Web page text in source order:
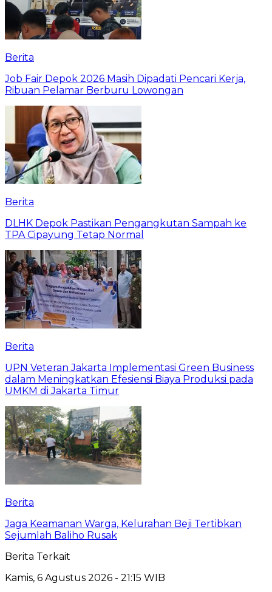
Berita
Job Fair Depok 2026 Masih Dipadati Pencari Kerja,
Ribuan Pelamar Berburu Lowongan
Berita
DLHK Depok Pastikan Pengangkutan Sampah ke
TPA Cipayung Tetap Normal
Berita
UPN Veteran Jakarta Implementasi Green Business
dalam Meningkatkan Efesiensi Biaya Produksi pada
UMKM di Jakarta Timur
Berita
Jaga Keamanan Warga, Kelurahan Beji Tertibkan
Sejumlah Baliho Rusak
Berita Terkait
Kamis, 6 Agustus 2026 - 21:15 WIB